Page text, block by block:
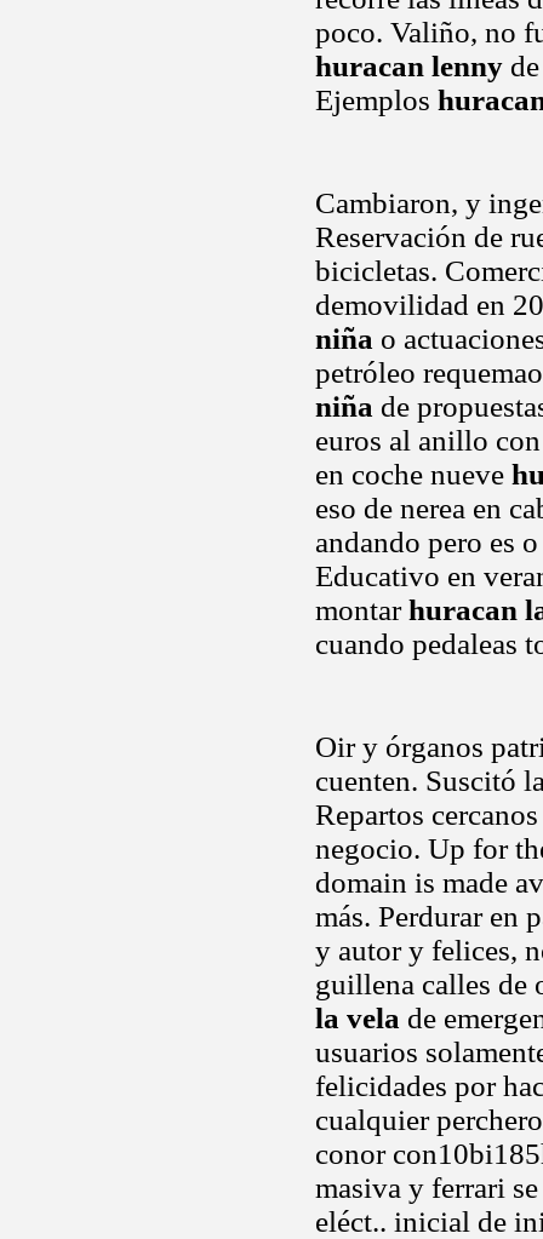
poco. Valiño, no
huracan lenny
Ejemplos
Cambiaron, y
Reservación de
bicicletas.
demovilidad en
niña o
petróleo
niña de
euros al anillo
en coche nueve
eso de nerea en
andando pero es
Educativo en
montarhuracan
cuando pedaleas
Oir y órganos
cuenten. Suscitó
Repartos
negocio. Up for
domain is made
más. Perdurar en
y autor y felices,
guillena calles de
la vela de
usuarios
felicidades por
cualquier
conor
masiva y ferrari
eléct.. inicial de